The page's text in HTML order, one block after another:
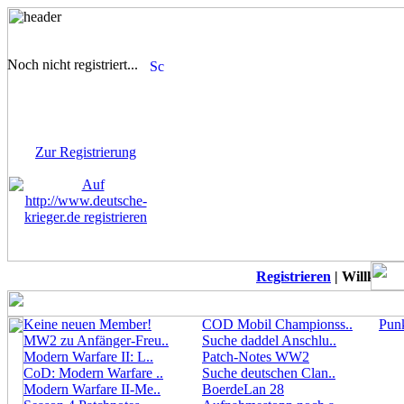
Registrieren|
Keine neuen Member!
MW2 zu Anfänger-Freu..
Modern Warfare II: L..
CoD: Modern Warfare ..
Modern Warfare II-Me..
COD Mobil Championss..
Suche daddel Anschlu..
Patch-Notes WW2
Suche deutschen Clan..
BoerdeLan 28
Noch nicht registriert...
Zur Registrierung